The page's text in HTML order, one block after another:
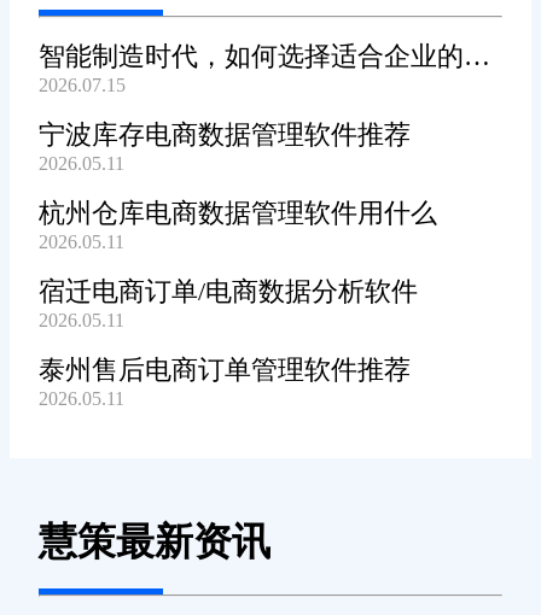
适的方案;
没有隐形消费，一口价全
包，省心又省钱。
福州案例：做家居用品电商
的吴老板，之前被其他系统“低价
引流，高价增项”坑过。用上旺店
通后，价格透明，服务到位，成
本直降30%!
别贪便宜选“半吊子”系统
有些系统价格低，但功能缺
智能制造时代，如何选择适合企业的
WMS系统?
2026.07.15
宁波库存电商数据管理软件推荐
2026.05.11
杭州仓库电商数据管理软件用什么
2026.05.11
宿迁电商订单/电商数据分析软件
2026.05.11
泰州售后电商订单管理软件推荐
2026.05.11
慧策最新资讯